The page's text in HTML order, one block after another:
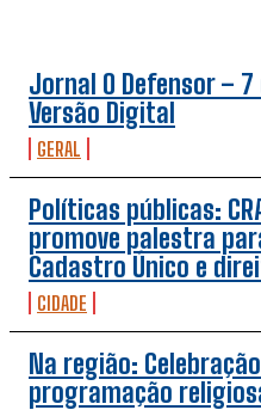
Jornal O Defensor –
Versão Digital
GERAL
Políticas públicas:
promove palestra
Cadastro Único e
CIDADE
Na região:
programação